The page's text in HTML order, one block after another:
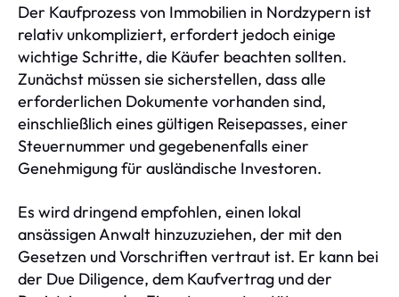
Der Kaufprozess von Immobilien in Nordzypern ist
relativ unkompliziert, erfordert jedoch einige
wichtige Schritte, die Käufer beachten sollten.
Zunächst müssen sie sicherstellen, dass alle
erforderlichen Dokumente vorhanden sind,
einschließlich eines gültigen Reisepasses, einer
Steuernummer und gegebenenfalls einer
Genehmigung für ausländische Investoren.
Es wird dringend empfohlen, einen lokal
ansässigen Anwalt hinzuzuziehen, der mit den
Gesetzen und Vorschriften vertraut ist. Er kann bei
der Due Diligence, dem Kaufvertrag und der